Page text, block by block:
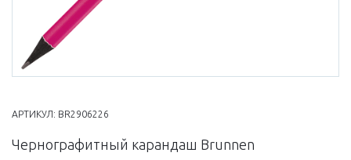
АРТИКУЛ: BR2906226
Чернографитный карандаш Brunnen